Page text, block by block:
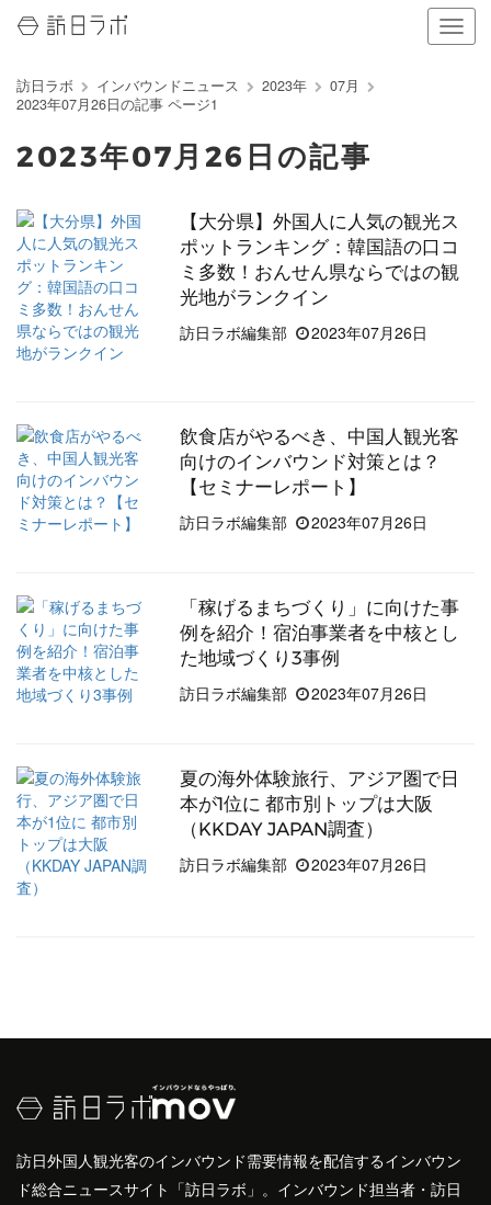
ナ
ビ
示
を
切
訪日ラボ インバウンドニュース 2023年
07月
2023年07月26日の記事 ページ1
2023年07月26日の記事
【大分県】外国人に人気の観光ス
ポットランキング：韓国語の口コ
ミ多数！おんせん県ならではの観
光地がランクイン
訪日ラボ編集部
2023年07月26日
飲食店がやるべき、中国人観光客
向けのインバウンド対策とは？
【セミナーレポート】
訪日ラボ編集部
2023年07月26日
「稼げるまちづくり」に向けた事
例を紹介！宿泊事業者を中核とし
た地域づくり3事例
訪日ラボ編集部
2023年07月26日
夏の海外体験旅行、アジア圏で日
本が1位に 都市別トップは大阪
（KKDAY JAPAN調査）
訪日ラボ編集部
2023年07月26日
訪日外国人観光客のインバウンド需要情報を配信するインバウン
ド総合ニュースサイト「訪日ラボ」。インバウンド担当者・訪日